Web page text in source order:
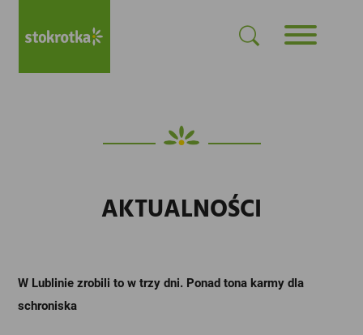
AKTUALNOŚCI
W Lublinie zrobili to w trzy dni. Ponad tona karmy dla
schroniska